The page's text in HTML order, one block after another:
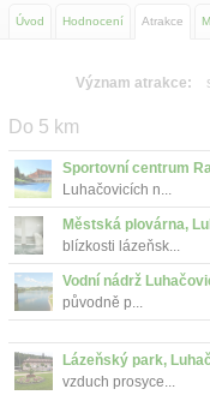
Atrakce
O nás
Kontakt
Úvod Hodnocení Atrakce
Význam atrakce:
Do 5 km
Sportovní centrum
Luhačovicích n...
Městská plovárna,
blízkosti lázeňsk...
Vodní nádrž
původně p...
Lázeňský park,
vzduch prosyce...